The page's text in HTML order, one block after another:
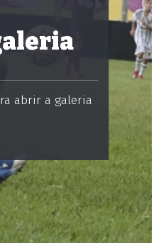
abrir a galeria